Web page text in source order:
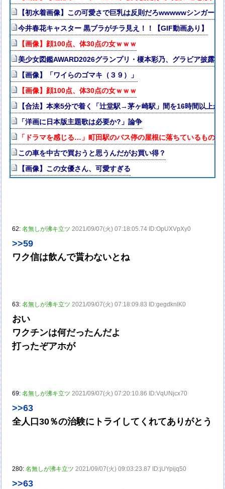
【初水着画像】この可愛さで巨乳は反則だろwwwwwシンガー
今井春花キャスター 黒ブラがチラ見え！！【GIF動画あり】
【画像】顔100点、体30点の女ｗｗｗ
美少女図鑑AWARD2026グランプリ・榎本彩乃、グラビア披露！
【画像】「ワイらのゴマキ（３９）」
【画像】顔100点、体30点の女ｗｗｗ
【合法】本来5分で着く「辻堂駅→茅ヶ崎駅」間を16時間以上か
「洋画に日本版主題歌は必要か?」論争
「ドラマを感じる…」町田駅のバス停の屋根に落ちているもの
この車を中古で買おうと思うんだがお買い得？
【画像】この女優さん、可愛すぎる
62:名無しが沸キ立ツ 2021/09/07(火) 07:18:05.74 ID:OpUXVpXy0
>>59
ワク信は飲んで貰わないとね
63:名無しが沸キ立ツ 2021/09/07(火) 07:18:09.83 ID:gegdknlK0
おい
ワクチンは何だったんだよ
打ったぞアホが
69:名無しが沸キ立ツ 2021/09/07(火) 07:20:10.86 ID:VqUNjcx70
>>63
全人口30％の治験にトライしてくれてありがとう
280:名無しが沸キ立ツ 2021/09/07(火) 09:03:23.87 ID:jUYpijq50
>>63